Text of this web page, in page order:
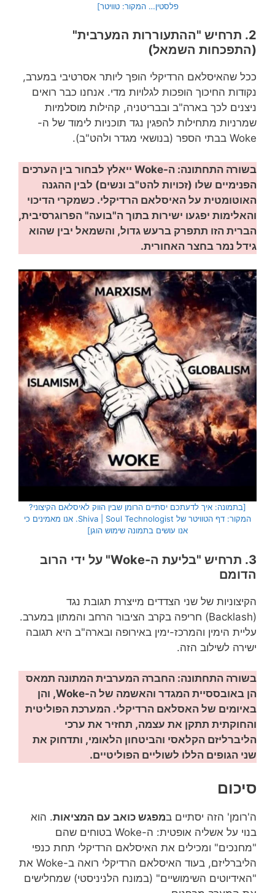
פלסטין… המקור: טוויטר]
2. תרחיש "ההתעוררות המערבית"
(התפכחות השמאל)
ככל שהאיסלאם הרדיקלי הופך ליותר אסרטיבי במערב,
נקודות החיכוך הופכות לגלויות מדי. אנחנו כבר רואים
ניצנים לכך בארה"ב ובבריטניה, קהילות מוסלמיות
שמרניות מתחילות להפגין נגד תוכניות לימוד של ה-
Woke בבתי הספר (בנושאי מגדר ולהט"ב).
בשורה התחתונה: ה-Woke ייאלץ לבחור בין הערכים
הפנימיים שלו (זכויות להט"ב ונשים) לבין ההגנה
האוטומטית על האיסלאם הרדיקלי. כשמקרי הדיכוי
והאלימות יפגעו ישירות בתוך ה"בועה" הפרוגרסיבית,
הברית הזו תתפרק ברעש גדול, והשמאל יבין שהוא
גידל נמר בחצר האחורית.
[בתמונה: איך לדעתכם יסתיים הרומן שבין הווק לאיסלאם הקיצוני?
המקור: דף הטוויטר של Shiva | Soul Technologist. אנו מאמינים כי
אנו עושים בתמונה שימוש הוגן]
3. תרחיש "בליעת ה-Woke" על ידי הרוב
הדומם
הקיצוניות של שני הצדדים מייצרת תגובת נגד
(Backlash) חריפה בקרב הציבור הרחב והמתון במערב.
עליית הימין והמרכז-ימין באירופה ובארה"ב היא תגובה
ישירה לשילוב הזה.
בשורה התחתונה: החברה המערבית המתונה תמאס
הן באובססיית המגדר והאשמה של ה-Woke, והן
באיומים של האסלאם הרדיקלי. המערכת הפוליטית
והחוקתית תתקן את עצמה, תחזיר את ערכי
הליברליזם הקלאסי והביטחון הלאומי, ותדחוק את
שני הגופים הללו לשוליים הפוליטיים.
סיכום
ה'רומן' הזה יסתיים במפגש כואב עם המציאות. הוא
בנוי על אשליה אופטית: ה-Woke בטוחים שהם
"מחנכים" ומכילים את האיסלאם הרדיקלי תחת כנפי
הליברליזם, בעוד האיסלאם הרדיקלי רואה ב-Woke את
"האידיוטים השימושיים" (במונח הלניניסטי) שמחלישים